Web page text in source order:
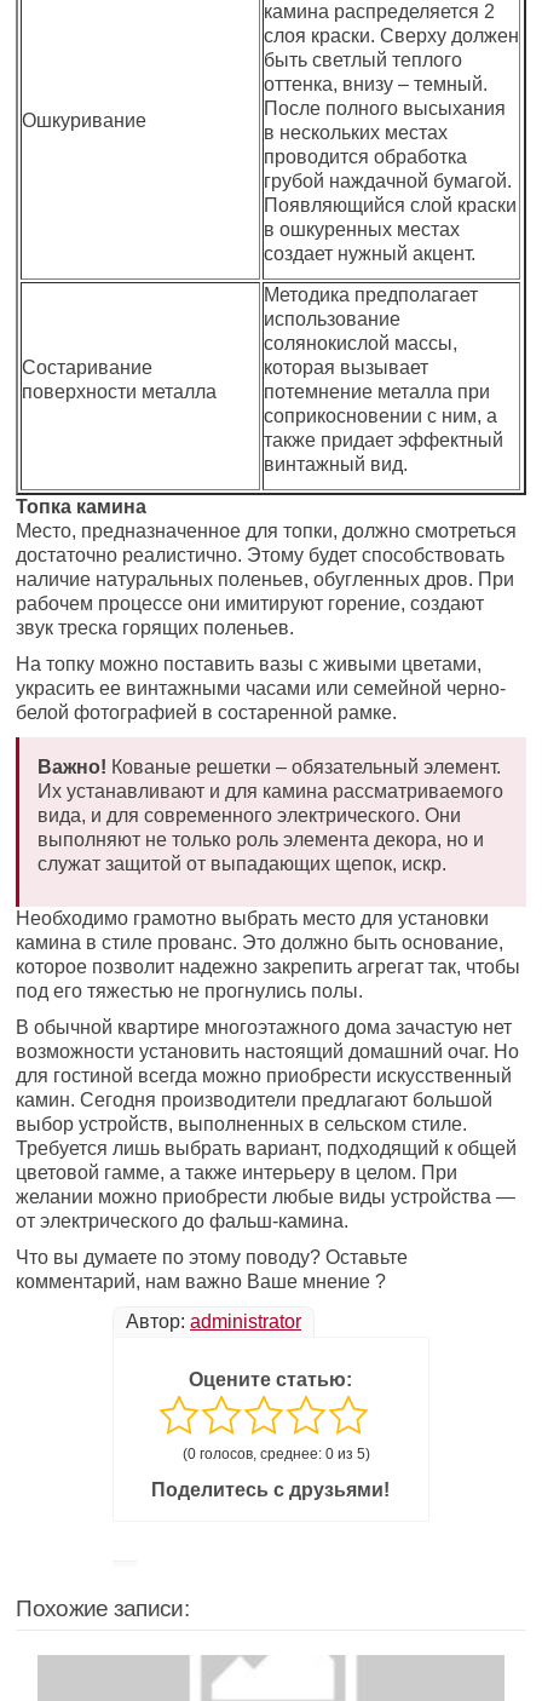
Ошкуривание
камина распределяется 2
слоя краски. Сверху должен
быть светлый теплого
оттенка, внизу – темный.
После полного высыхания
в нескольких местах
проводится обработка
грубой наждачной бумагой.
Появляющийся слой краски
в ошкуренных местах
создает нужный акцент.
Состаривание
поверхности металла
Методика предполагает
использование
солянокислой массы,
которая вызывает
потемнение металла при
соприкосновении с ним, а
также придает эффектный
винтажный вид.
Топка камина
Место, предназначенное для топки, должно смотреться
достаточно реалистично. Этому будет способствовать
наличие натуральных поленьев, обугленных дров. При
рабочем процессе они имитируют горение, создают
звук треска горящих поленьев.
На топку можно поставить вазы с живыми цветами,
украсить ее винтажными часами или семейной черно-
белой фотографией в состаренной рамке.
Важно! Кованые решетки – обязательный элемент.
Их устанавливают и для камина рассматриваемого
вида, и для современного электрического. Они
выполняют не только роль элемента декора, но и
служат защитой от выпадающих щепок, искр.
Необходимо грамотно выбрать место для установки
камина в стиле прованс. Это должно быть основание,
которое позволит надежно закрепить агрегат так, чтобы
под его тяжестью не прогнулись полы.
В обычной квартире многоэтажного дома зачастую нет
возможности установить настоящий домашний очаг. Но
для гостиной всегда можно приобрести искусственный
камин. Сегодня производители предлагают большой
выбор устройств, выполненных в сельском стиле.
Требуется лишь выбрать вариант, подходящий к общей
цветовой гамме, а также интерьеру в целом. При
желании можно приобрести любые виды устройства —
от электрического до фальш-камина.
Что вы думаете по этому поводу? Оставьте
комментарий, нам важно Ваше мнение ?
Автор: administrator
Оцените статью:
(0 голосов, среднее: 0 из 5)
Поделитесь с друзьями!
Похожие записи: